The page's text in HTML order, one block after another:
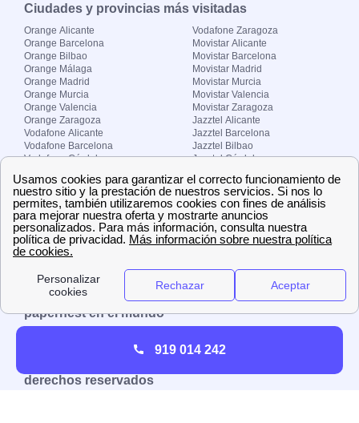
Ciudades y provincias más visitadas
Orange Alicante
Orange Barcelona
Orange Bilbao
Orange Málaga
Orange Madrid
Orange Murcia
Orange Valencia
Orange Zaragoza
Vodafone Alicante
Vodafone Barcelona
Vodafone Córdoba
Vodafone Madrid
Vodafone Murcia
Vodafone Valencia
Vodafone Zaragoza
Movistar Alicante
Movistar Barcelona
Movistar Madrid
Movistar Murcia
Movistar Valencia
Movistar Zaragoza
Jazztel Alicante
Jazztel Barcelona
Jazztel Bilbao
Jazztel Córdoba
Jazztel Málaga
Jazztel Valencia
Jazztel Zaragoza
Sobre Zona-internet.com
¿Quiénes somos?
El grupo papernest
Aviso legal Nuestras ofertas de trabajo
papernest en el mundo
Reino Unido
derechos reservados
919 014 242